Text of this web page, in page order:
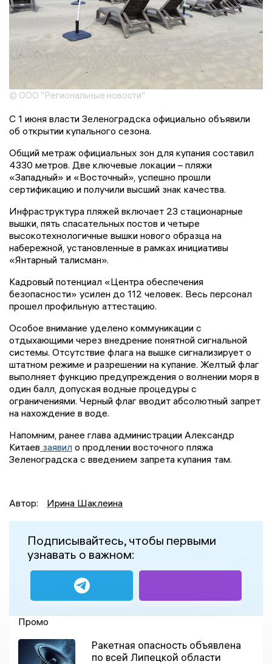
© ООО "Региональные новости"
С 1 июня власти Зеленоградска официально объявили
об открытии купального сезона.
Общий метраж официальных зон для купания составил
4330 метров. Две ключевые локации – пляжи
«Западный» и «Восточный», успешно прошли
сертификацию и получили высший знак качества.
Инфраструктура пляжей включает 23 стационарные
вышки, пять спасательных постов и четыре
высокотехнологичные вышки нового образца на
набережной, установленные в рамках инициативы
«Янтарный талисман».
Кадровый потенциал «Центра обеспечения
безопасности» усилен до 112 человек. Весь персонал
прошел профильную аттестацию.
Особое внимание уделено коммуникации с
отдыхающими через внедрение понятной сигнальной
системы. Отсутствие флага на вышке сигнализирует о
штатном режиме и разрешении на купание. Желтый флаг
выполняет функцию предупреждения о волнении моря в
один балл, допуская водные процедуры с
ограничениями. Черный флаг вводит абсолютный запрет
на нахождение в воде.
Напомним, ранее глава администрации Александр
Китаев заявил о продлении восточного пляжа
Зеленоградска с введением запрета купания там.
Автор: Ирина Шаклеина
Подписывайтесь, чтобы первыми
узнавать о важном:
Промо
Ракетная опасность объявлена
по всей Липецкой области